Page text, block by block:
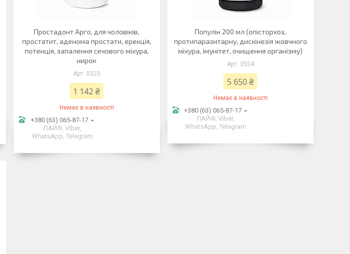
Простадонт Арго, для чоловіків,
простатит, аденома простати, ерекція,
потенція, запалення сечового міхура,
нирок
0323
1 142 ₴
Немає в наявності
+380 (63) 065-87-17
ЛАЙФ, Viber,
WhatsApp, Telegram
Популін 200 мл (опісторхоз,
протипаразитарну, дискінезія жовчного
міхура, імунітет, очищення організму)
3504
5 650 ₴
Немає в наявності
+380 (63) 065-87-17
ЛАЙФ, Viber,
WhatsApp, Telegram